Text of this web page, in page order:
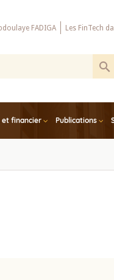
FADIGA Les FinTech
et financier Publications